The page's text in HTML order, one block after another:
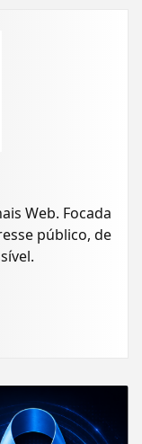
Web. Focada
público, de